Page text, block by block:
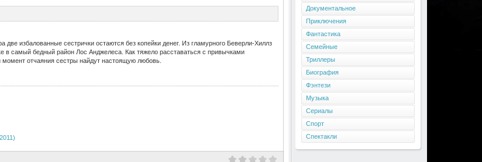
две избалованные сестрички остаются без копейки денег. Из гламурного Беверли-Хиллз
в самый бедный район Лос Анджелеса. Как тяжело расставаться с привычками
отчаяния сестры найдут настоящую любовь.
Документальное
Приключения
Фантастика
Семейные
Триллеры
Биография
Фэнтези
Музыка
Сериалы
Спорт
Спектакли